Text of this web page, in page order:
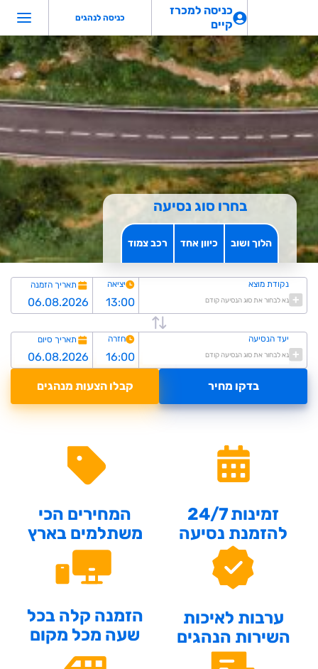
כניסה למכרז
קיים
כניסה לנהגים
בחרו סוג נסיעה
הלוך ושוב כיוון אחד רכב צמוד
נא לבחור את סוג הנסיעה קודם
נקודת מוצא יציאה תאריך הזמנה
נא לבחור את סוג הנסיעה קודם
יעד הנסיעה חזרה תאריך סיום
בדקו מחיר קבלו הצעות מנהגים
זמינות 24/7
להזמנת נסיעה
המחירים הכי
משתלמים בארץ
ערבות לאיכות
השירות הנהגים
הזמנה קלה בכל
שעה מכל מקום